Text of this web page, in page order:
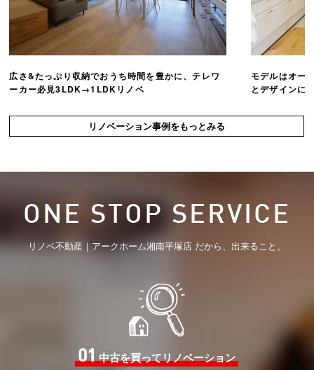
広さ&たっぷり収納でおうち時間を豊かに、テレワ
ーカー必見3LDK→1LDKリノベ
モデルはオー
とデザインに
リノベーション事例をもっとみる
ONE STOP SERVICE
リノベ不動産｜アークホーム湘南平塚店 だから、出来ること。
01中古を買ってリノベーション